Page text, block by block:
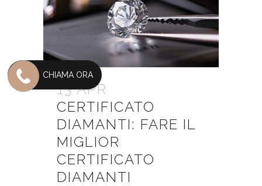
13 APR
CERTIFICATO
DIAMANTI: FARE IL
MIGLIOR
CERTIFICATO
DIAMANTI
CHIAMA ORA